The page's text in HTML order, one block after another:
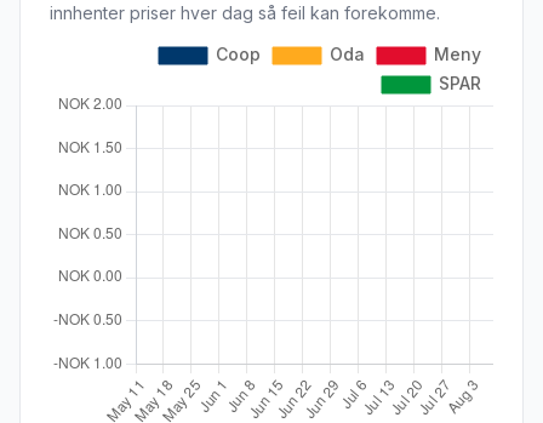
innhenter priser hver dag så feil kan forekomme.